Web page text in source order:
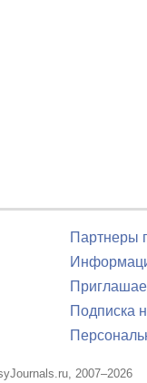
Партнеры
Подписка
2007–2026